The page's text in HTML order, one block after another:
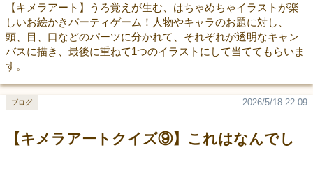
【キメラアート】うろ覚えが生む、はちゃめちゃイラストが楽
しいお絵かきパーティゲーム！人物やキャラのお題に対し、
頭、目、口などのパーツに分かれて、それぞれが透明なキャン
バスに描き、最後に重ねて1つのイラストにして当ててもらいま
す。
【キメラアートクイズ⑨】これはなんでし
2026/5/18 22:09
ブログ